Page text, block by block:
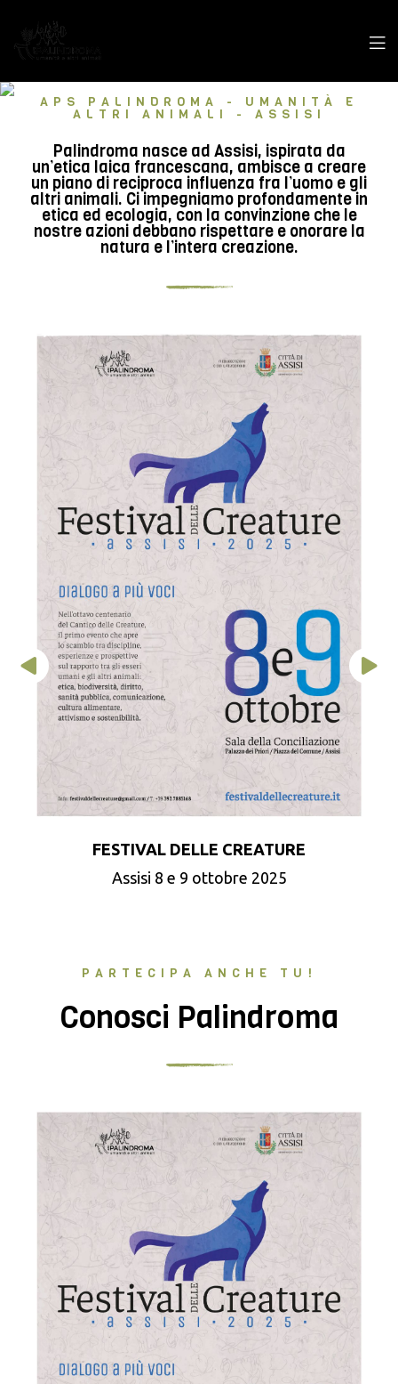
APS PALINDROMA - UMANITÀ E
ALTRI ANIMALI - ASSISI
Palindroma nasce ad Assisi, ispirata da
un’etica laica francescana, ambisce a creare
un piano di reciproca influenza fra l’uomo e gli
altri animali. Ci impegniamo profondamente in
etica ed ecologia, con la convinzione che le
nostre azioni debbano rispettare e onorare la
natura e l’intera creazione.
FESTIVAL DELLE CREATURE
Assisi 8 e 9 ottobre 2025
PARTECIPA ANCHE TU!
Conosci Palindroma